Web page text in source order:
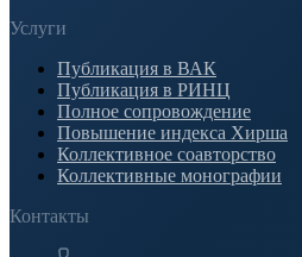
Услуги
Публикация в ВАК
Публикация в РИНЦ
Полное сопровождение
Повышение индекса Хирша
Коллективное соавторство
Коллективные монографии
Контакты